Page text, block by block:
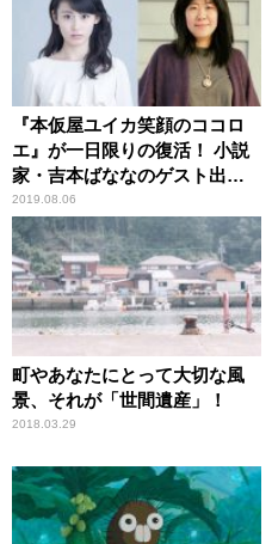
『本仮屋ユイカ笑顔のココロ
エ』が一日限りの復活！ 小説
家・吉本ばななのゲスト出演
が決定！
2019.08.06
町やあなたにとって大切な風
景、それが「世間遺産」！
2018.03.29